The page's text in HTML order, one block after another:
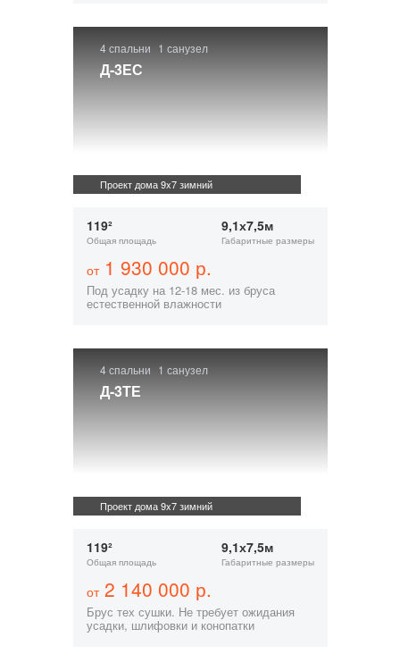
4 спальни 1 санузел
Д-3ЕС
Проект дома 9x7 зимний
119²
Общая площадь
9,1х7,5м
Габаритные размеры
от1 930 000 р.
Под усадку на 12-18 мес. из бруса
естественной влажности
4 спальни 1 санузел
Д-3ТЕ
Проект дома 9x7 зимний
119²
Общая площадь
9,1х7,5м
Габаритные размеры
от2 140 000 р.
Брус тех сушки. Не требует ожидания
усадки, шлифовки и конопатки